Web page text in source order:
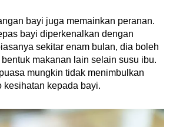
bayi juga memainkan peranan.
bayi diperkenalkan dengan
sekitar enam bulan, dia boleh
makanan lain selain susu ibu.
mungkin tidak menimbulkan
kesihatan kepada bayi.